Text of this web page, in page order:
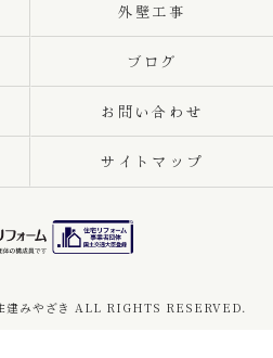
外壁工事
ブログ
お問い合わせ
サイトマップ
建みやざき ALL RIGHTS RESERVED.